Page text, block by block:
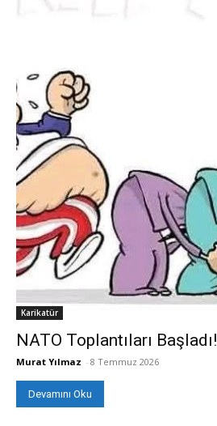
Karikatür
NATO Toplantıları Başladı!
Murat Yılmaz - 8 Temmuz 2026
Devamını Oku